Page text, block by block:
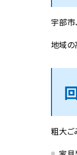
宇部市
地域の
粗大ご